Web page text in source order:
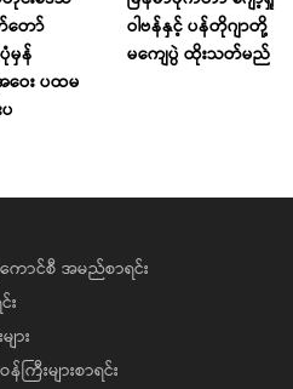
တော်
န်
ေး ပထမ
ဝါဗန်နှင့် ပန်တိုဂျာတို့
မကျေပွဲ ထိုးသတ်မည်
ောင်စီ အမည်စာရင်း
း
ား
ြီးများစာရင်း